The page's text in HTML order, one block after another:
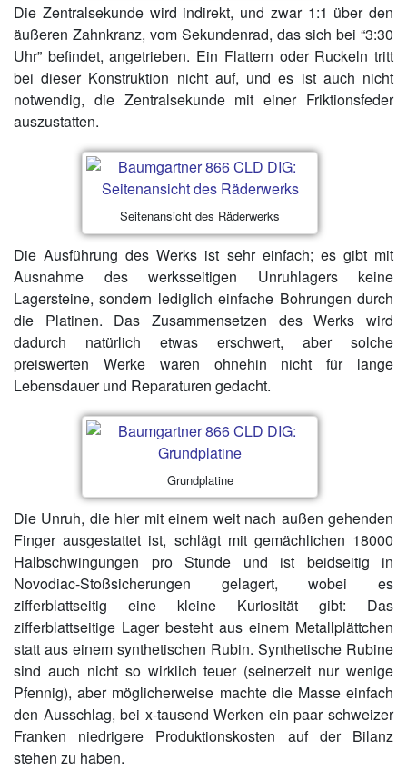
Die Zentralsekunde wird indirekt, und zwar 1:1 über den
äußeren Zahnkranz, vom Sekundenrad, das sich bei “3:30
Uhr” befindet, angetrieben. Ein Flattern oder Ruckeln tritt
bei dieser Konstruktion nicht auf, und es ist auch nicht
notwendig, die Zentralsekunde mit einer Friktionsfeder
auszustatten.
Seitenansicht des Räderwerks
Die Ausführung des Werks ist sehr einfach; es gibt mit
Ausnahme des werksseitigen Unruhlagers keine
Lagersteine, sondern lediglich einfache Bohrungen durch
die Platinen. Das Zusammensetzen des Werks wird
dadurch natürlich etwas erschwert, aber solche
preiswerten Werke waren ohnehin nicht für lange
Lebensdauer und Reparaturen gedacht.
Grundplatine
Die Unruh, die hier mit einem weit nach außen gehenden
Finger ausgestattet ist, schlägt mit gemächlichen 18000
Halbschwingungen pro Stunde und ist beidseitig in
Novodiac-Stoßsicherungen gelagert, wobei es
zifferblattseitig eine kleine Kuriosität gibt: Das
zifferblattseitige Lager besteht aus einem Metallplättchen
statt aus einem synthetischen Rubin. Synthetische Rubine
sind auch nicht so wirklich teuer (seinerzeit nur wenige
Pfennig), aber möglicherweise machte die Masse einfach
den Ausschlag, bei x-tausend Werken ein paar schweizer
Franken niedrigere Produktionskosten auf der Bilanz
stehen zu haben.